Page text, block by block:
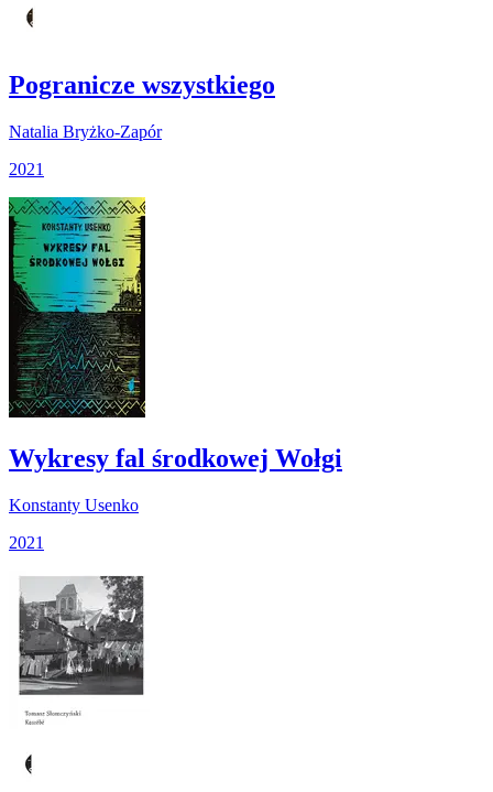
Pogranicze wszystkiego
Natalia Bryżko-Zapór
2021
Wykresy fal środkowej Wołgi
Konstanty Usenko
2021